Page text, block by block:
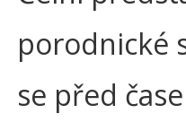
porodnické
se před